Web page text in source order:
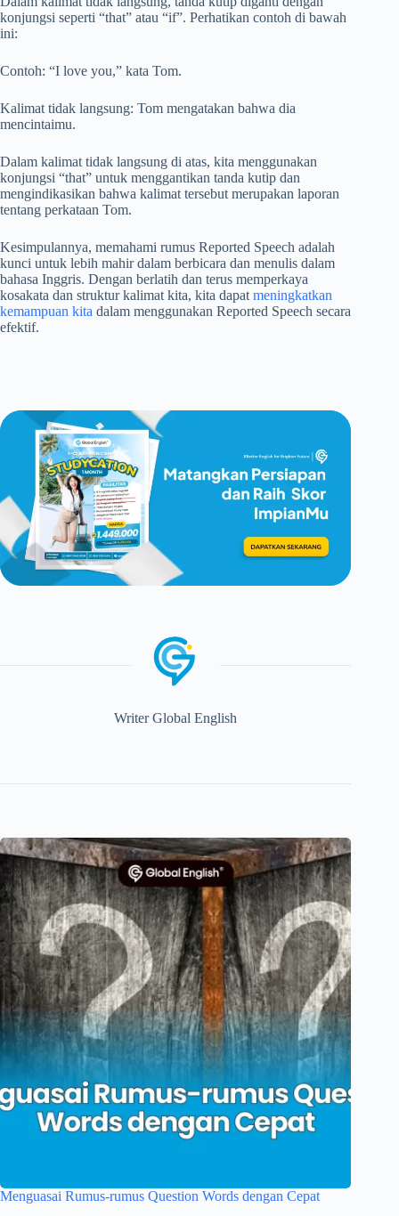
konjungsi seperti “that” atau “if”. Perhatikan contoh di bawah
ini:
Contoh: “I love you,” kata Tom.
Kalimat tidak langsung: Tom mengatakan bahwa dia
mencintaimu.
Dalam kalimat tidak langsung di atas, kita menggunakan
konjungsi “that” untuk menggantikan tanda kutip dan
mengindikasikan bahwa kalimat tersebut merupakan laporan
tentang perkataan Tom.
Kesimpulannya, memahami rumus Reported Speech adalah
kunci untuk lebih mahir dalam berbicara dan menulis dalam
bahasa Inggris. Dengan berlatih dan terus memperkaya
kosakata dan struktur kalimat kita, kita dapat meningkatkan
kemampuan kita dalam menggunakan Reported Speech secara
efektif.
Writer Global English
Menguasai Rumus-rumus Question Words dengan Cepat